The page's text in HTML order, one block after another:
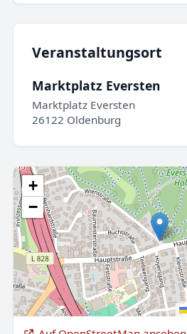
Veranstaltungsort
Marktplatz Eversten
Marktplatz Eversten
26122 Oldenburg
+
−